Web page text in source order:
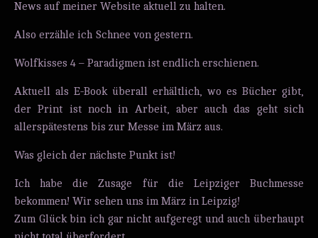
News auf meiner Website aktuell zu halten.
Also erzähle ich Schnee von gestern.
Wolfkisses 4 – Paradigmen ist endlich erschienen.
Aktuell als E-Book überall erhältlich, wo es Bücher gibt,
der Print ist noch in Arbeit, aber auch das geht sich
allerspätestens bis zur Messe im März aus.
Was gleich der nächste Punkt ist!
Ich habe die Zusage für die Leipziger Buchmesse
bekommen! Wir sehen uns im März in Leipzig!
Zum Glück bin ich gar nicht aufgeregt und auch überhaupt